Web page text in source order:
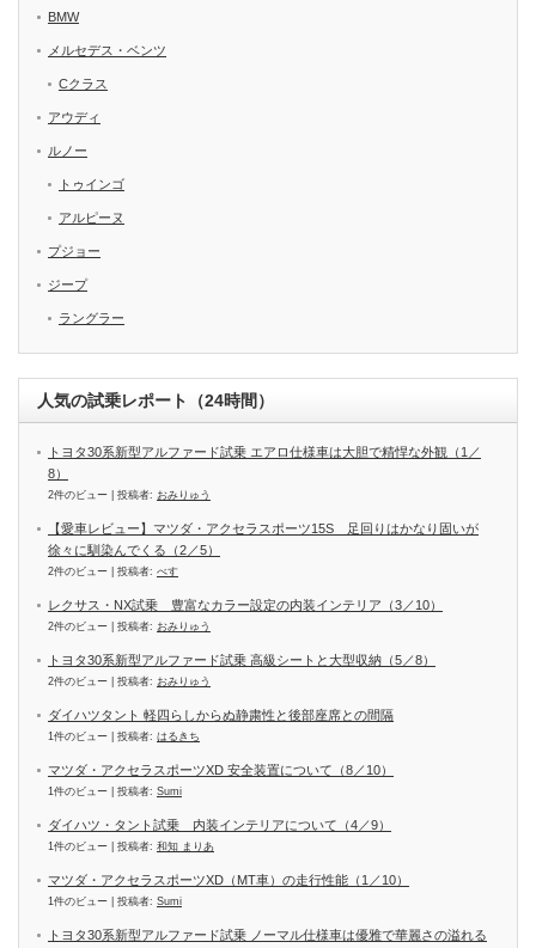
BMW
メルセデス・ベンツ
Cクラス
アウディ
ルノー
トゥインゴ
アルピーヌ
プジョー
ジープ
ラングラー
人気の試乗レポート（24時間）
トヨタ30系新型アルファード試乗 エアロ仕様車は大胆で精悍な外観（1／
8）
2件のビュー 投稿者: おみりゅう
【愛車レビュー】マツダ・アクセラスポーツ15S 足回りはかなり固いが
徐々に馴染んでくる（2／5）
2件のビュー 投稿者: べす
レクサス・NX試乗 豊富なカラー設定の内装インテリア（3／10）
2件のビュー 投稿者: おみりゅう
トヨタ30系新型アルファード試乗 高級シートと大型収納（5／8）
2件のビュー 投稿者: おみりゅう
ダイハツタント 軽四らしからぬ静粛性と後部座席との間隔
1件のビュー 投稿者: はるきち
マツダ・アクセラスポーツXD 安全装置について（8／10）
1件のビュー 投稿者: Sumi
ダイハツ・タント試乗 内装インテリアについて（4／9）
1件のビュー 投稿者: 和知 まりあ
マツダ・アクセラスポーツXD（MT車）の走行性能（1／10）
1件のビュー 投稿者: Sumi
トヨタ30系新型アルファード試乗 ノーマル仕様車は優雅で華麗さの溢れる